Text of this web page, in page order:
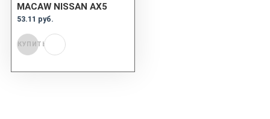
MACAW NISSAN AX5
53.11 руб.
КУПИТЬ